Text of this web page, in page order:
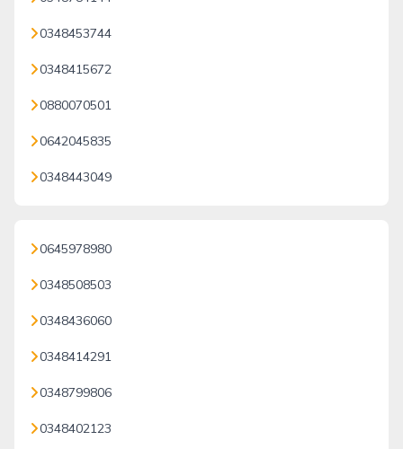
0348453744
0348415672
0880070501
0642045835
0348443049
0645978980
0348508503
0348436060
0348414291
0348799806
0348402123